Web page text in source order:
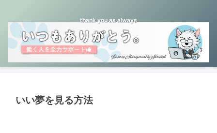
thank you as always
いい夢を見る方法